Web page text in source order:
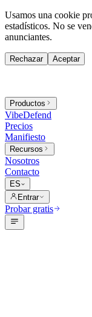
Usamos una cookie
estadísticos. No se
anunciantes.
Rechazar Aceptar
Productos
VibeDefend
Precios
Manifiesto
Recursos
Nosotros
Contacto
ES
Entrar
Probar gratis